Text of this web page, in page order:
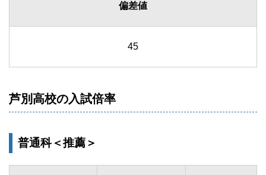
偏差値
45
芦別高校の入試倍率
普通科＜推薦＞